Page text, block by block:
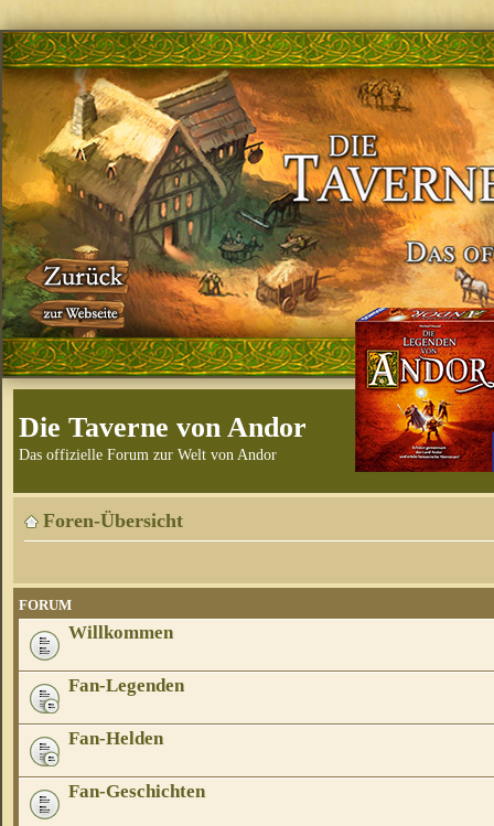
Die Taverne von Andor
Das offizielle Forum zur Welt von Andor
Foren-Übersicht
FORUM
Willkommen
Fan-Legenden
Fan-Helden
Fan-Geschichten